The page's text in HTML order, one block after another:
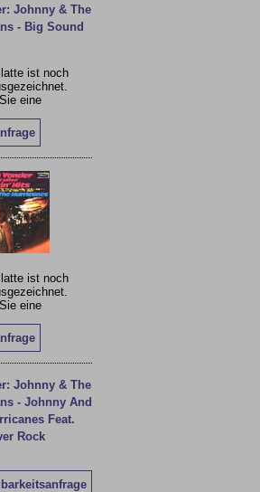
ist noch
eine
ist noch
eine